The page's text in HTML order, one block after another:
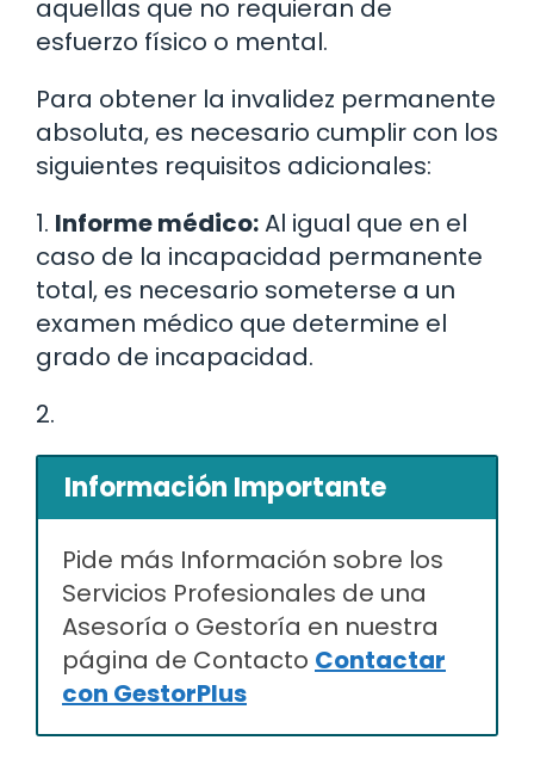
aquellas que no requieran de
esfuerzo físico o mental.
Para obtener la invalidez permanente
absoluta, es necesario cumplir con los
siguientes requisitos adicionales:
1. Informe médico:Al igual que en el
caso de la incapacidad permanente
total, es necesario someterse a un
examen médico que determine el
grado de incapacidad.
2.
Información Importante
Pide más Información sobre los
Servicios Profesionales de una
Asesoría o Gestoría en nuestra
página de Contacto Contactar
con GestorPlus